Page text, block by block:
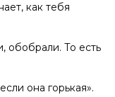
как тебя
обобрали. То есть
она горькая».